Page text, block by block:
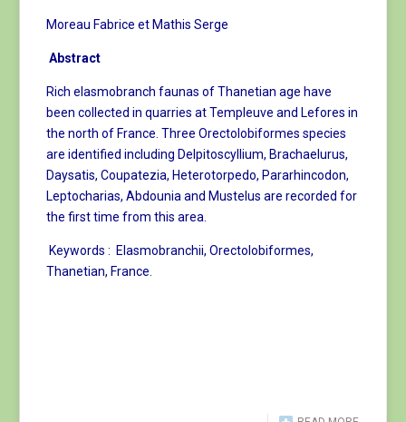
Moreau Fabrice et Mathis Serge
Abstract
Rich elasmobranch faunas of Thanetian age have
been collected in quarries at Templeuve and Lefores in
the north of France. Three Orectolobiformes species
are identified including Delpitoscyllium, Brachaelurus,
Daysatis, Coupatezia, Heterotorpedo, Pararhincodon,
Leptocharias, Abdounia and Mustelus are recorded for
the first time from this area.
Keywords : Elasmobranchii, Orectolobiformes,
Thanetian, France.